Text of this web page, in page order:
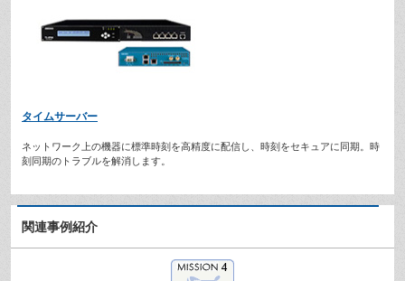
タイムサーバー
ネットワーク上の機器に標準時刻を高精度に配信し、時刻をセキュアに同期。時
刻同期のトラブルを解消します。
関連事例紹介